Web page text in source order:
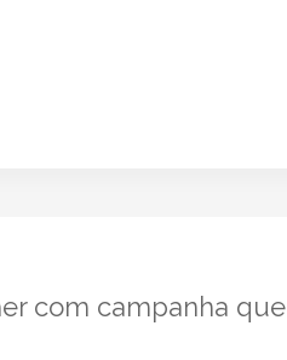
com campanha que